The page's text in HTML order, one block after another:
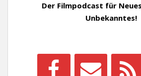
Der Filmpodcast für
Unbekanntes!